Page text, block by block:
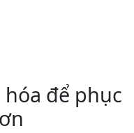
hóa để phục